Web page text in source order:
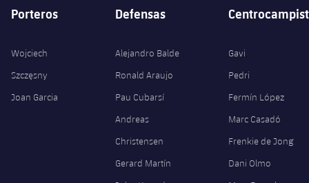
Porteros
Wojciech
Szczęsny
Joan Garcia
Defensas
Alejandro Balde
Ronald Araujo
Pau Cubarsí
Andreas
Christensen
Gerard Martín
Gavi
Pedri
Fermín López
Marc Casadó
Frenkie de Jong
Dani Olmo